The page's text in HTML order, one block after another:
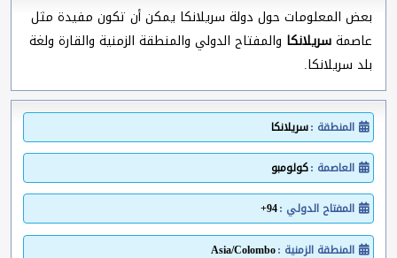
بعض المعلومات حول دولة سريلانكا يمكن أن تكون مفيدة مثل
عاصمةسريلانكا والمفتاح الدولي والمنطقة الزمنية والقارة ولغة
بلد سريلانكا.
المنطقة :سريلانكا
العاصمة :كولومبو
المفتاح الدولي :94+
المنطقة الزمنية :Asia/Colombo